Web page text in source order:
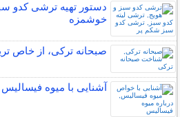
دستور تهیه ترشی کدو
خوشمزه
صبحانه ترکی، از خاص
آشنایی با میوه